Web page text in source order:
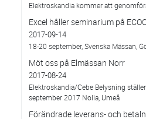
Elektroskandia kommer att
Excel håller seminarium på
2017-09-14
18-20 september, Svenska Mässan,
Möt oss på Elmässan Norr
2017-08-24
Elektroskandia/Cebe Belysning
september 2017 Nolia, Umeå
Förändrade leverans- och